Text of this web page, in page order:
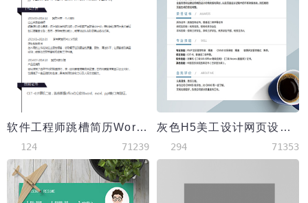
软件工程师跳槽简历Word模板
124 71239
灰色H5美工设计网页设计师简历模板
294 71353